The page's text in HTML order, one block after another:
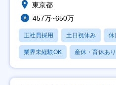
東京都
457万~650万
正社員採用 土日祝休み 休
業界未経験OK 産休・育休あり